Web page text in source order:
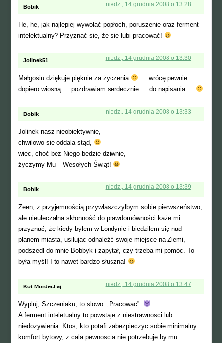
Bobik niedz., 14 grudnia 2008 o 13:28
He, he, jak najlepiej wywołać popłoch, poruszenie oraz ferment
intelektualny? Przyznać się, że się lubi pracować!
Jolinek51 niedz., 14 grudnia 2008 o 13:30
Małgosiu dziękuje pięknie za życzenia
… wrócę pewnie
dopiero wiosną … pozdrawiam serdecznie … do napisania …
Bobik niedz., 14 grudnia 2008 o 13:33
Jolinek nasz nieobiektywnie,
chwilowo się oddala stąd,
więc, choć bez Niego będzie dziwnie,
życzymy Mu – Wesołych Świąt!
Bobik niedz., 14 grudnia 2008 o 13:39
Zeen, z przyjemnością przywłaszczyłbym sobie pierwszeństwo,
ale nieuleczalna skłonność do prawdomówności każe mi
przyznać, że kiedy byłem w Londynie i biedziłem się nad
planem miasta, usiłując odnaleźć swoje miejsce na Ziemi,
podszedł do mnie Bobbyk i zapytał, czy trzeba mi pomóc. To
była myśl! I to nawet bardzo słuszna!
Kot Mordechaj niedz., 14 grudnia 2008 o 13:47
Wypluj, Szczeniaku, to slowo: „Pracowac”.
A ferment inteletualny to powstaje z niestrawnosci lub
niedozywienia. Ktos, kto potafi zabezpieczyc sobie minimalny
komfort bytowy, z cala pewnoscia nie potrzebuje by mu